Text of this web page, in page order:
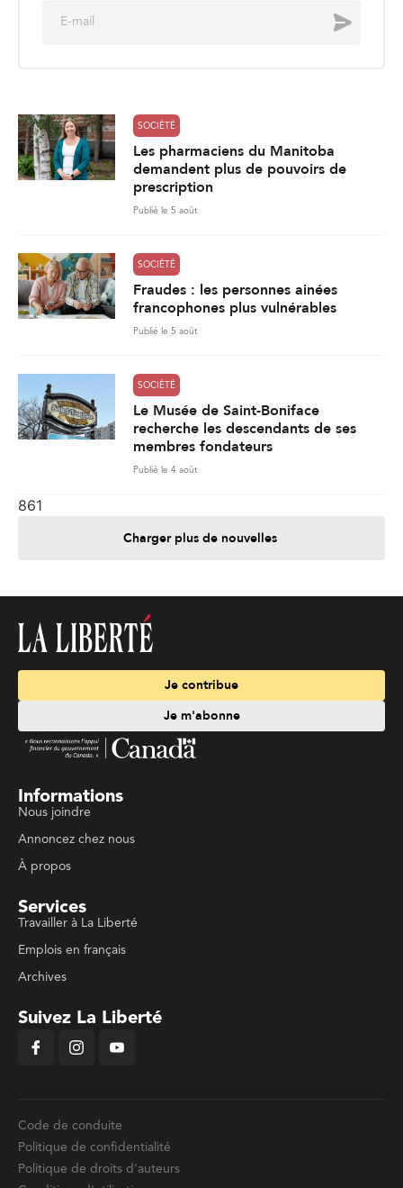
Envoyer
SOCIÉTÉ
Les pharmaciens du Manitoba
demandent plus de pouvoirs de
prescription
Publié le 5 août
SOCIÉTÉ
Fraudes : les personnes ainées
francophones plus vulnérables
Publié le 5 août
SOCIÉTÉ
Le Musée de Saint-Boniface
recherche les descendants de ses
membres fondateurs
Publié le 4 août
861
Charger plus de nouvelles
Je contribue
Je m'abonne
Informations
Nous joindre
Annoncez chez nous
À propos
Services
Travailler à La Liberté
Emplois en français
Archives
Suivez La Liberté
Code de conduite
Politique de confidentialité
Politique de droits d'auteurs